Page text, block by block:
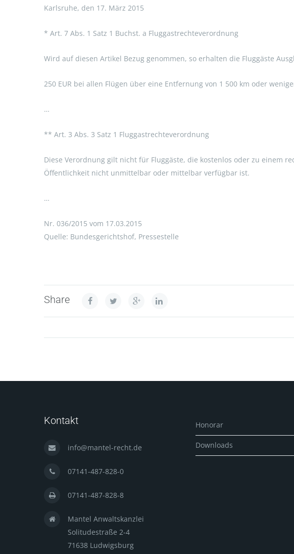
Karlsruhe, den 17. März 2015
* Art. 7 Abs. 1 Satz 1 Buchst. a Fluggastrechteverordnung
Wird auf diesen Artikel Bezug genommen, so erhalten die Fluggäste
250 EUR bei allen Flügen über eine Entfernung von 1 500 km oder
…
** Art. 3 Abs. 3 Satz 1 Fluggastrechteverordnung
Diese Verordnung gilt nicht für Fluggäste, die kostenlos oder zu einem
Öffentlichkeit nicht unmittelbar oder mittelbar verfügbar ist.
…
Nr. 036/2015 vom 17.03.2015
Quelle: Bundesgerichtshof, Pressestelle
Share
Kontakt
info@mantel-recht.de
07141-487-828-0
07141-487-828-8
Mantel Anwaltskanzlei
Solitudestraße 2-4
71638 Ludwigsburg
Honorar
Downloads